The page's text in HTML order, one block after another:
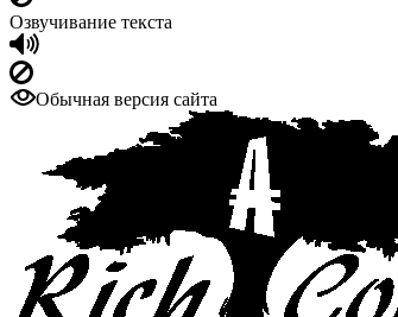
Озвучивание текста
Обычная версия сайта